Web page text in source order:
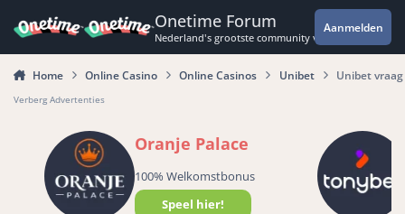
Onetime Forum
Nederland's grootste community voor de
Aanmelden
Home Online Casino Online Casinos Unibet Unibet vraag
Verberg Advertenties
Oranje Palace
100% Welkomstbonus
Speel hier!